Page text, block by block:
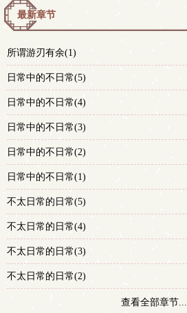
最新章节
所谓游刃有余(1)
日常中的不日常(5)
日常中的不日常(4)
日常中的不日常(3)
日常中的不日常(2)
日常中的不日常(1)
不太日常的日常(5)
不太日常的日常(4)
不太日常的日常(3)
不太日常的日常(2)
查看全部章节...